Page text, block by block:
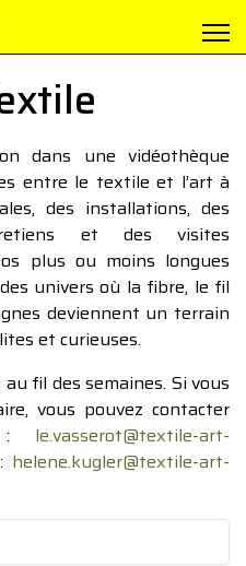
dans une vidéothèque
entre le textile et l’art à
des installations, des
et des visites
plus ou moins longues
univers où la fibre, le fil
deviennent un terrain
et curieuses.
fil des semaines. Si vous
vous pouvez contacter
: le.vasserot@textile-art-
helene.kugler@textile-art-